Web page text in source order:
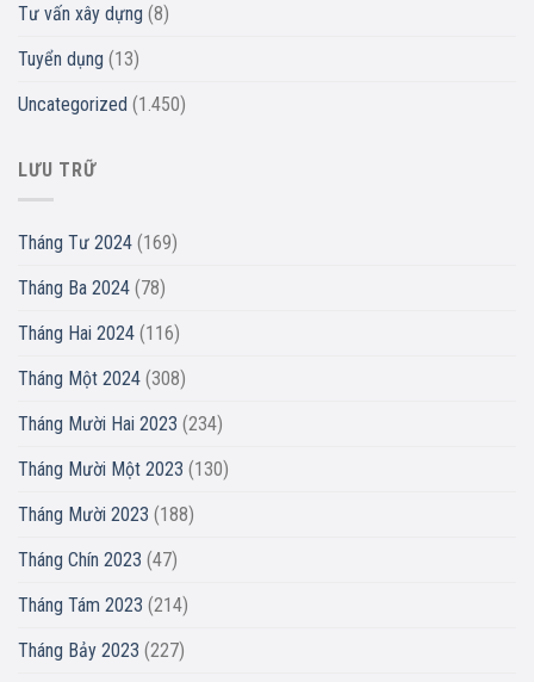
Tư vấn xây dựng (8)
Tuyển dụng (13)
Uncategorized (1.450)
LƯU TRỮ
Tháng Tư 2024 (169)
Tháng Ba 2024 (78)
Tháng Hai 2024 (116)
Tháng Một 2024 (308)
Tháng Mười Hai 2023 (234)
Tháng Mười Một 2023 (130)
Tháng Mười 2023 (188)
Tháng Chín 2023 (47)
Tháng Tám 2023 (214)
Tháng Bảy 2023 (227)